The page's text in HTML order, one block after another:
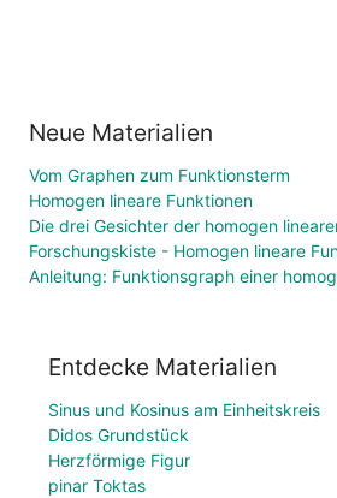
Neue Materialien
Vom Graphen zum Funktionsterm
Homogen lineare Funktionen
Forschungskiste - Homogen lineare
Entdecke Materialien
Sinus und Kosinus am Einheitskreis
Didos Grundstück
Herzförmige Figur
pinar Toktas